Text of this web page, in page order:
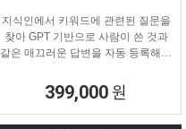
지식인에서 키워드에 관련된 질문을
찾아 GPT 기반으로 사람이 쓴 것과
같은 매끄러운 답변을 자동 등록해주
399,000 원